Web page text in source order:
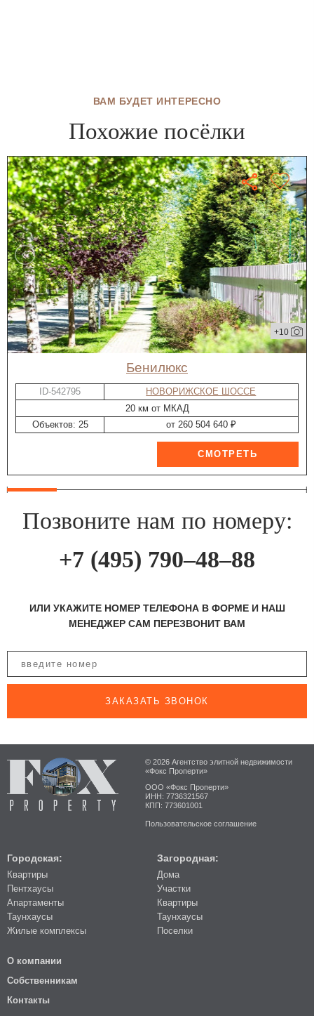
ВАМ БУДЕТ ИНТЕРЕСНО
Похожие посёлки
+10
Бенилюкс
ID-542795
НОВОРИЖСКОЕ ШОССЕ
20 км от МКАД
Объектов: 25
от 260 504 640 ₽
Позвоните нам по номеру:
+7 (495) 790–48–88
ИЛИ УКАЖИТЕ НОМЕР ТЕЛЕФОНА В ФОРМЕ И НАШ
МЕНЕДЖЕР САМ ПЕРЕЗВОНИТ ВАМ
ЗАКАЗАТЬ ЗВОНОК
© 2026 Агентство элитной недвижимости
«Фокс Проперти»
ООО «Фокс Проперти»
ИНН: 7736321567
КПП: 773601001
Пользовательское соглашение
Городская:
Квартиры
Пентхаусы
Апартаменты
Таунхаусы
Жилые комплексы
Загородная:
Дома
Участки
Квартиры
Таунхаусы
Поселки
О компании
Собственникам
Контакты